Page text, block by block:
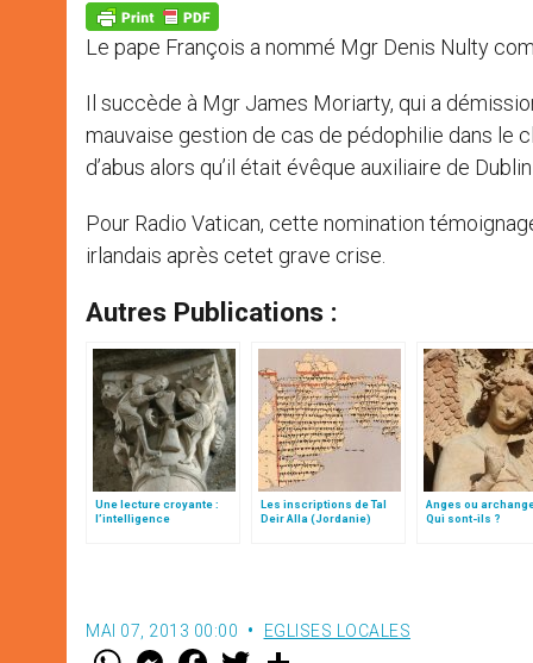
p
p
g
e
r
k
Le pape François a nommé Mgr Denis Nulty
Il succède à Mgr James Moriarty, qui a
mauvaise gestion de cas de pédophilie dans le
d’abus alors qu’il était évêque auxiliaire de
Pour Radio Vatican, cette nomination
irlandais après cetet grave crise.
Autres Publications :
Une lecture croyante :
l’intelligence
Les inscriptions de Tal
Deir Alla (Jordanie)
Anges ou
Qui sont-ils ?
MAI 07, 2013 00:00 EGLISES LOCALES
W M F